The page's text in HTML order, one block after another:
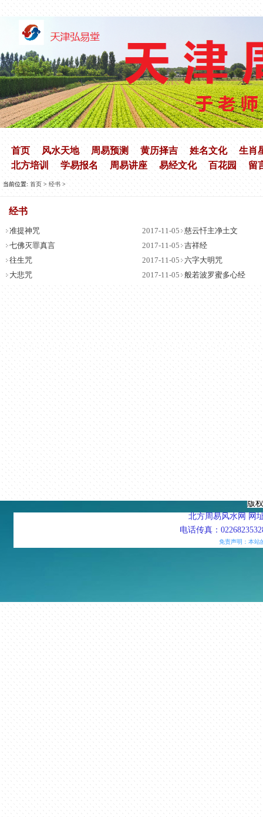
首页 风水天地 周易预测 黄历择吉 姓名文化
生肖
北方培训
学易报名 周易讲座 易经文化 百花园 留
当前位置: 首页> 经书>
经书
2017-11-05
准提神咒
慈云忏主净土文
2017-11-05
七佛灭罪真言
吉祥经
2017-11-05
往生咒
六字大明咒
2017-11-05
大悲咒 般若波罗蜜多心经
版
北方周易风水网 网
电话传真：
免责声明：本站